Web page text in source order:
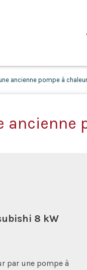
ancienne pompe à chaleur
8 kW
par une pompe à